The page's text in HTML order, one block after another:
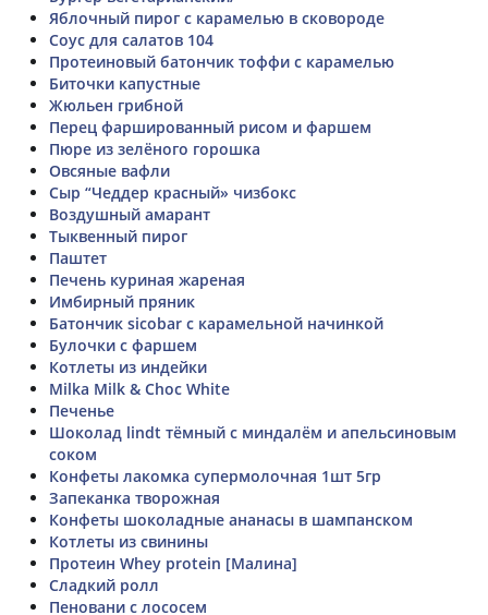
Яблочный пирог с карамелью в сковороде
Соус для салатов 104
Протеиновый батончик тоффи с карамелью
Биточки капустные
Жюльен грибной
Перец фаршированный рисом и фаршем
Пюре из зелёного горошка
Овсяные вафли
Сыр “Чеддер красный» чизбокс
Воздушный амарант
Тыквенный пирог
Паштет
Печень куриная жареная
Имбирный пряник
Батончик sicobar с карамельной начинкой
Булочки с фаршем
Котлеты из индейки
Milka Milk & Choc White
Печенье
Шоколад lindt тёмный с миндалём и апельсиновым
соком
Конфеты лакомка супермолочная 1шт 5гр
Запеканка творожная
Конфеты шоколадные ананасы в шампанском
Котлеты из свинины
Протеин Whey protein [Малина]
Сладкий ролл
Пеновани с лососем